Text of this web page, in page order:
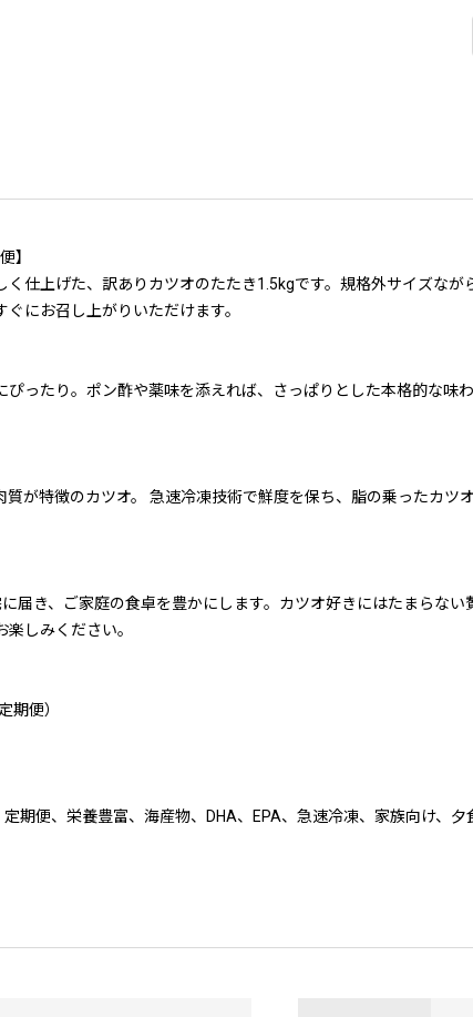
】
仕上げた、訳ありカツオのたたき1.5kgです。規格外サイズなが
にお召し上がりいただけます。
ったり。ポン酢や薬味を添えれば、さっぱりとした本格的な味
が特徴のカツオ。 急速冷凍技術で鮮度を保ち、脂の乗ったカツ
届き、ご家庭の食卓を豊かにします。カツオ好きにはたまらな
しみください。
期便）
期便、栄養豊富、海産物、DHA、EPA、急速冷凍、家族向け、